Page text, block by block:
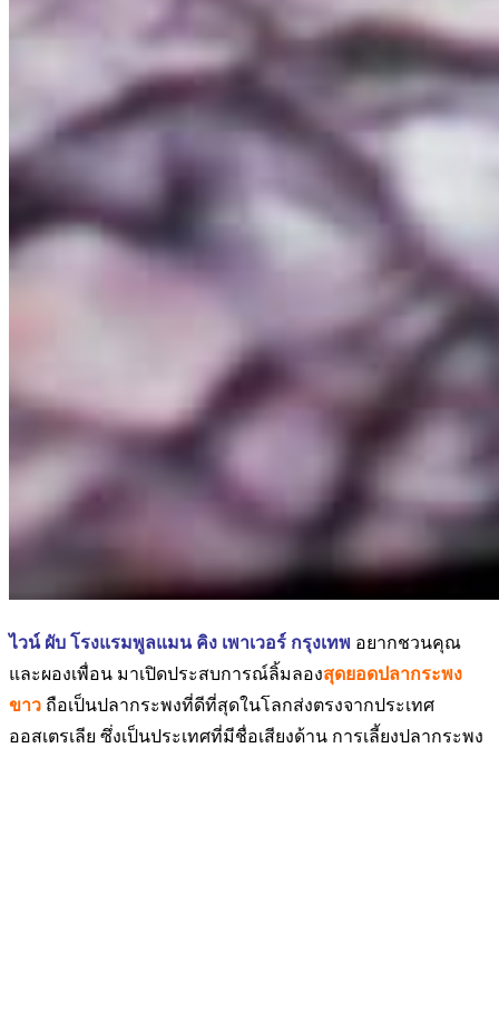
ไวน์ ผับ โรงแรมพูลแมน คิง เพาเวอร์ กรุงเทพ อยากชวนคุณ
และผองเพื่อน มาเปิดประสบการณ์ลิ้มลองสุดยอดปลากระพง
ขาว ถือเป็นปลากระพงที่ดีที่สุดในโลกส่งตรงจากประเทศ
ออสเตรเลีย ซึ่งเป็นประเทศที่มีชื่อเสียงด้าน การเลี้ยงปลากระพง